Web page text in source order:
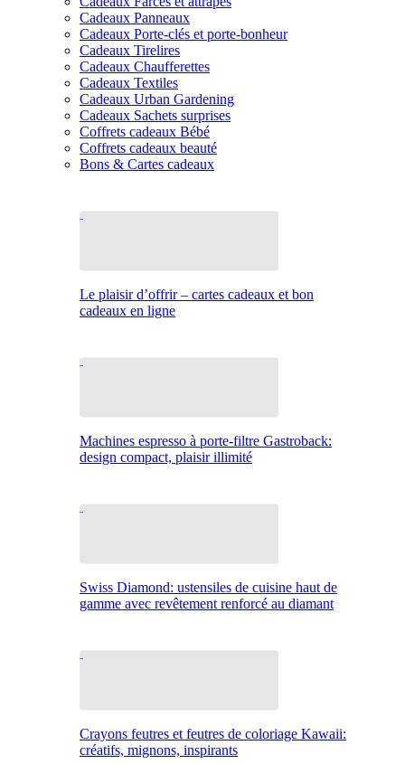
Cadeaux Panneaux
Cadeaux Porte-clés et porte-bonheur
Cadeaux Tirelires
Cadeaux Chaufferettes
Cadeaux Textiles
Cadeaux Urban Gardening
Cadeaux Sachets surprises
Coffrets cadeaux Bébé
Coffrets cadeaux beauté
Bons & Cartes cadeaux
Le plaisir d’offrir – cartes cadeaux et bon
cadeaux en ligne
Machines espresso à porte-filtre Gastroback:
design compact, plaisir illimité
Swiss Diamond: ustensiles de cuisine haut de
gamme avec revêtement renforcé au diamant
Crayons feutres et feutres de coloriage Kawaii:
créatifs, mignons, inspirants